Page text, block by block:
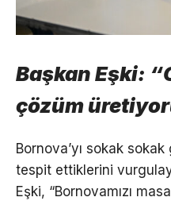
Başkan Eşki:
çözüm
Bornova’yı sokak
tespit ettiklerini
Eşki, “Bornovamızı